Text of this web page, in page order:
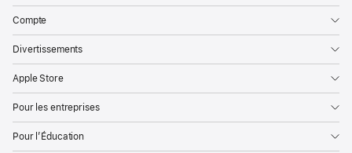
Compte
Divertissements
Apple Store
Pour les entreprises
Pour l’Éducation